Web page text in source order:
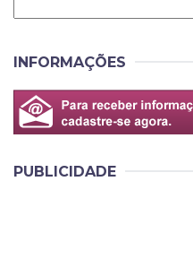
INFORMAÇÕES
PUBLICIDADE